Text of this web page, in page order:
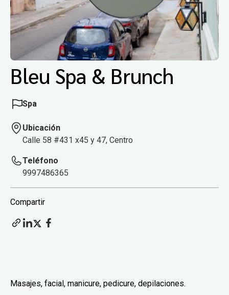
Bleu Spa & Brunch
Spa
Ubicación
Calle 58 #431 x45 y 47, Centro
Teléfono
9997486365
Compartir
Masajes, facial, manicure, pedicure, depilaciones.